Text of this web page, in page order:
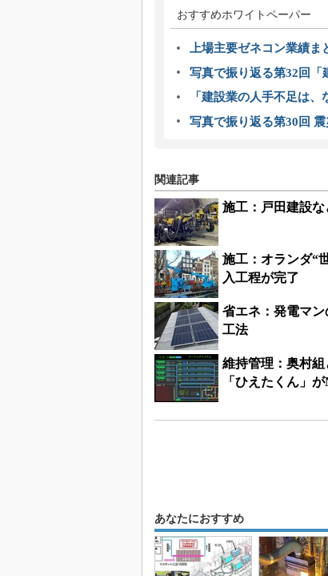
おすすめホワイトペーパー
上場主要ゼネコン業績ま
写真で振り返る第32回「
「建設業の人手不足は
写真で振り返る第30回
関連記事
施工：戸田建設
施工：オランダ“
入工程が完了
省エネ：発電マ
工法
維持管理：奥村
「ひえたくん」
あなたにおすすめ